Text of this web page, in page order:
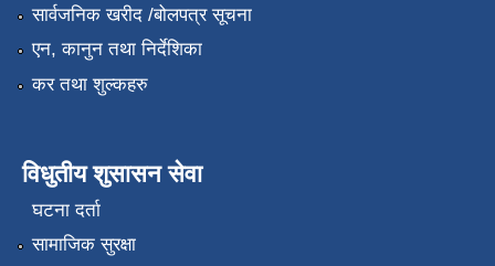
सार्वजनिक खरीद /बोलपत्र सूचना
एन, कानुन तथा निर्देशिका
कर तथा शुल्कहरु
विधुतीय शुसासन सेवा
घटना दर्ता
सामाजिक सुरक्षा